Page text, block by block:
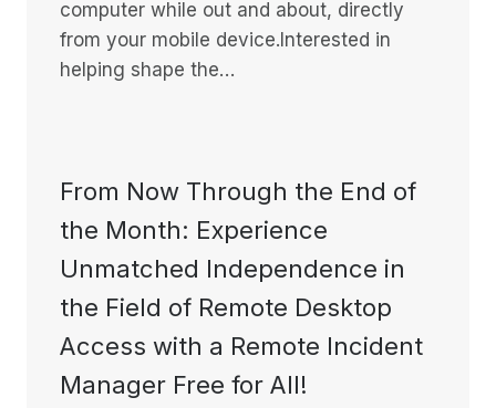
computer while out and about, directly
from your mobile device.Interested in
helping shape the…
From Now Through the End of
the Month: Experience
Unmatched Independence in
the Field of Remote Desktop
Access with a Remote Incident
Manager Free for All!